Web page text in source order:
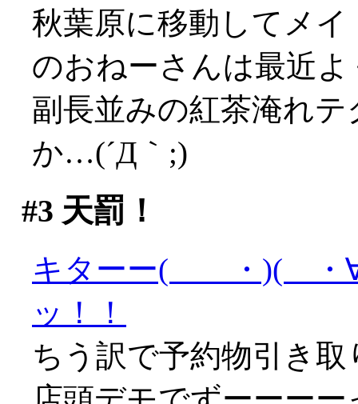
秋葉原に移動してメ
のおねーさんは最近
副長並みの紅茶淹れ
か…(´Д｀;)
#3 天罰！
キターー( ・)( ・
ッ！！
ちう訳で予約物引き